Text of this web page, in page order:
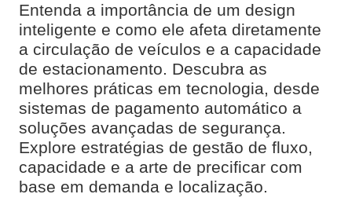
Entenda a importância de um design
inteligente e como ele afeta diretamente
a circulação de veículos e a capacidade
de estacionamento. Descubra as
melhores práticas em tecnologia, desde
sistemas de pagamento automático a
soluções avançadas de segurança.
Explore estratégias de gestão de fluxo,
capacidade e a arte de precificar com
base em demanda e localização.